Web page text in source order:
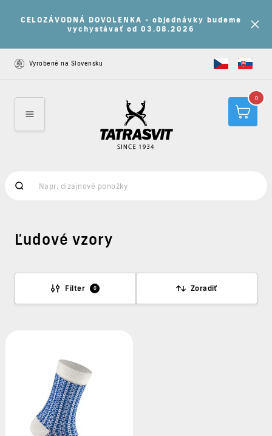
CELOZÁVODNÁ DOVOLENKA - objednávky budeme
vychystávať od 03.08.2026
Vyrobené na Slovensku
0
Ľudové vzory
Filter 0 Zoradiť